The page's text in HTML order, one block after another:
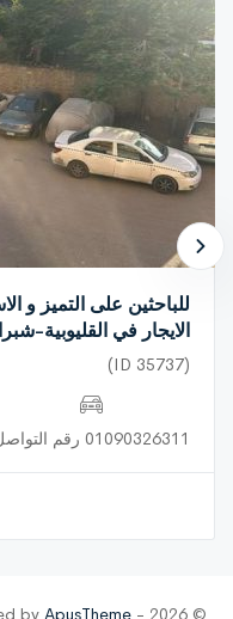
للباحثين على التميز و
الايجار في القليوبية-
(ID 35737)
01090326311 رقم التواصل